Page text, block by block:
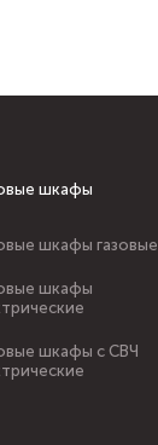
шкафы
шкафы газовые
шкафы
шкафы с СВЧ